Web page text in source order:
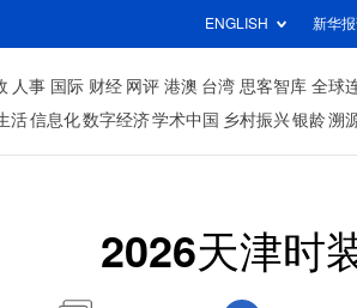
ENGLISH 新华
人事 国际 财经 网评 港澳 台湾 思客智库 全球
活信息化数字经济学术中国 乡村振兴银龄溯
2026天津时